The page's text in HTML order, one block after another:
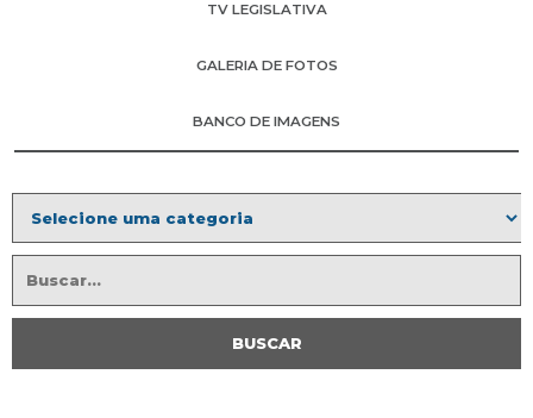
TV LEGISLATIVA
GALERIA DE FOTOS
BANCO DE IMAGENS